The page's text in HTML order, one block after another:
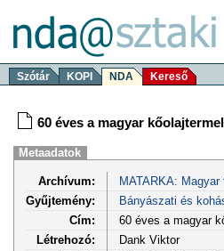
Szótár KOPI NDA Kereső
60 éves a magyar
Metaadatok
Archívum:
MATARKA:
Gyűjtemény:
Bányászati és
Cím:
60 éves a magyar
Létrehozó:
Dank Viktor